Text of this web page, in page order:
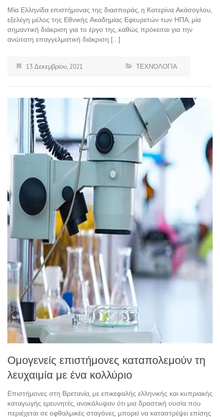
Μία Ελληνίδα επιστήμονας της διασποράς, η Κατερίνα Ακάσογλου,
εξελέγη μέλος της Εθνικής Ακαδημίας Εφευρετών των ΗΠΑ, μία
σημαντική διάκριση για το έργο της, καθώς πρόκειται για την
ανώτατη επαγγελματική διάκριση […]
13 Δεκεμβρίου, 2021 ΤΕΧΝΟΛΟΓΙΑ
Ομογενείς επιστήμονες καταπολεμούν τη
λευχαιμία με ένα κολλύριο
Επιστήμονες στη Βρετανία, με επικεφαλής ελληνικής και κυπριακής
καταγωγής ερευνητές, ανακάλυψαν ότι μια δραστική ουσία που
περιέχεται σε οφθαλμικές σταγόνες, μπορεί να καταστρέψει επίσης